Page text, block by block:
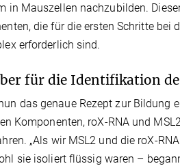
in Mauszellen nachzubilden.
die für die ersten Schritte bei
erforderlich sind.
für die Identifikation
das genaue Rezept zur
Komponenten, roX-RNA und
„Als wir MSL2 und die roX-
sie isoliert flüssig waren –